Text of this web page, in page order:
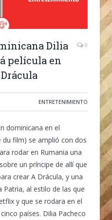
Dilia
película en
0
ENTRETENIMIENTO
dominicana en el
du film) se amplió con dos
rodar en Rumania una
un príncipe de allí que
crear A Drácula, y una
Patria, al estilo de las que
y que se rodara en el
países. Dilia Pacheco